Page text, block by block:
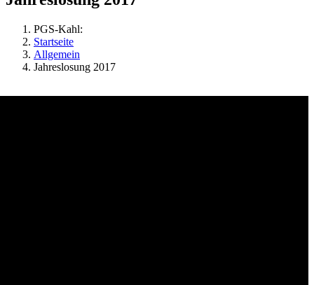
PGS-Kahl:
Startseite
Allgemein
Jahreslosung 2017